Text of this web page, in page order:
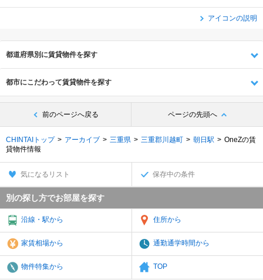
アイコンの説明
都道府県別に賃貸物件を探す
都市にこだわって賃貸物件を探す
前のページへ戻る ページの先頭へ
CHINTAIトップ アーカイブ 三重県 三重郡川越町 朝日駅
OneZの賃
貸物件情報
気になるリスト 保存中の条件
別の探し方でお部屋を探す
沿線・駅から 住所から
家賃相場から 通勤通学時間から
物件特集から TOP